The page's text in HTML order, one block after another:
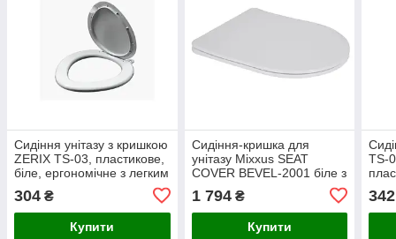
Сидіння унітазу з кришкою
ZERIX TS-03, пластикове,
біле, ергономічне з легким
304 ₴
Купити
Сидіння-кришка для
унітазу Mixxus SEAT
COVER BEVEL-2001 біле з
зняття, німецький бренд
1 794₴
Купити
TS-
342